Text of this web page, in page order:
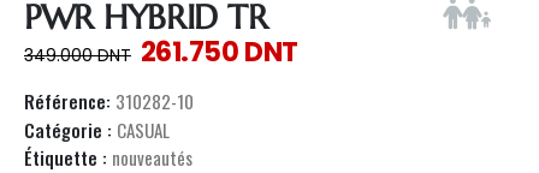
PWR HYBRID TR
349.000DNT 261.750DNT
Référence: 310282-10
Catégorie : CASUAL
Étiquette : nouveautés